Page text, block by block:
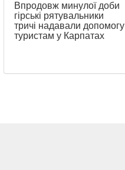
Впродовж минулої доби
гірські рятувальники
тричі надавали допомогу
туристам у Карпатах